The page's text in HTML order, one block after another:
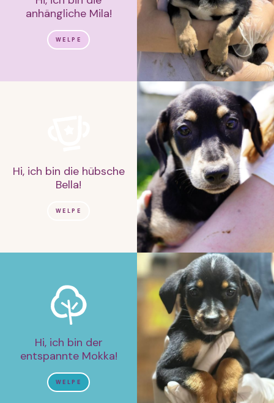
anhängliche Mila!
WELPE
Hi, ich bin die hübsche
Bella!
WELPE
Hi, ich bin der
entspannte Mokka!
WELPE